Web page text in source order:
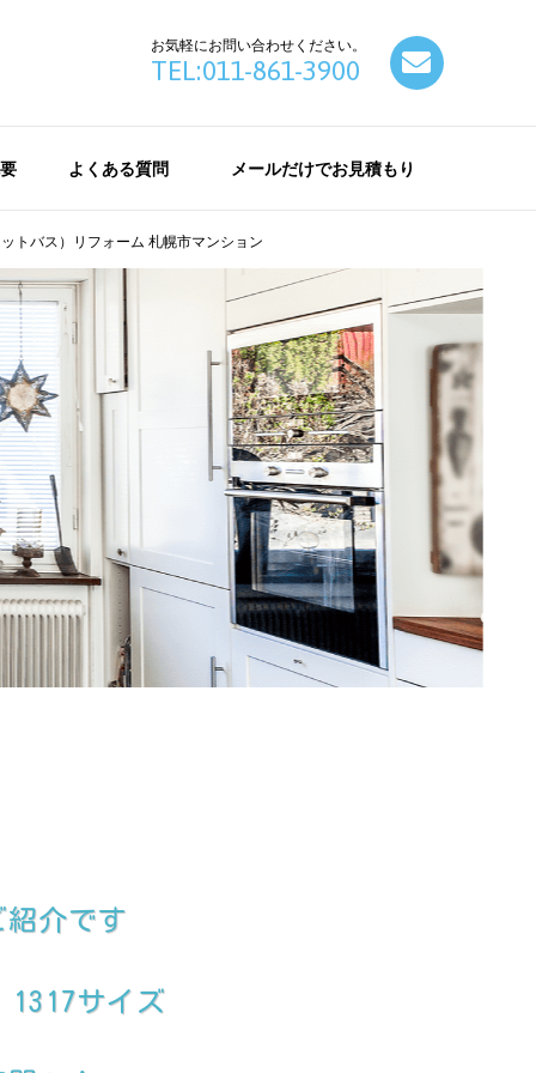
お気軽にお問い合わせください。
TEL:011-861-3900
よくある質問 メールだけでお見積もり
トバス）リフォーム 札幌市マンション
介です
1317サイズ